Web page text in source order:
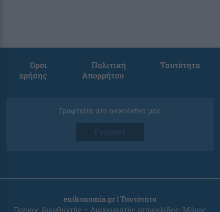
Όροι
χρήσης
Πολιτική
Απορρήτου
Ταυτότητα
Γραφτείτε στο newsletter μας
Εγγραφή
enikonomia.gr | Ταυτότητα
Γενικός διευθυντής – Διαχειριστής ιστοσελίδας: Μάνος